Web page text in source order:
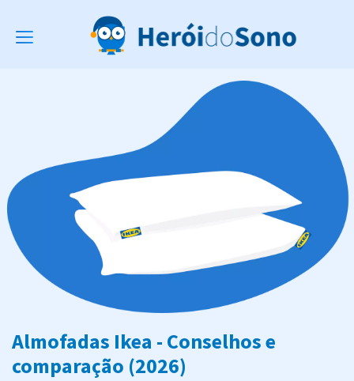
Toggle
Almofadas Ikea - Conselhos e
comparação (2026)